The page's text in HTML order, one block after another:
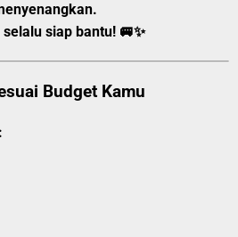
siap bantu! 🚐✨
Budget Kamu